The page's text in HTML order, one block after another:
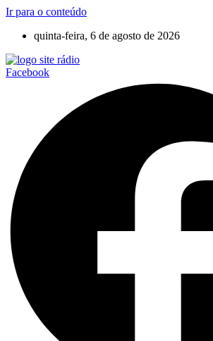
Ir para o conteúdo
quinta-feira, 6 de agosto de 2026
Facebook